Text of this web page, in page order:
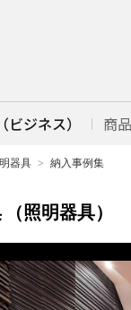
ジネス） 商
器具 納入事例集
（照明器具）